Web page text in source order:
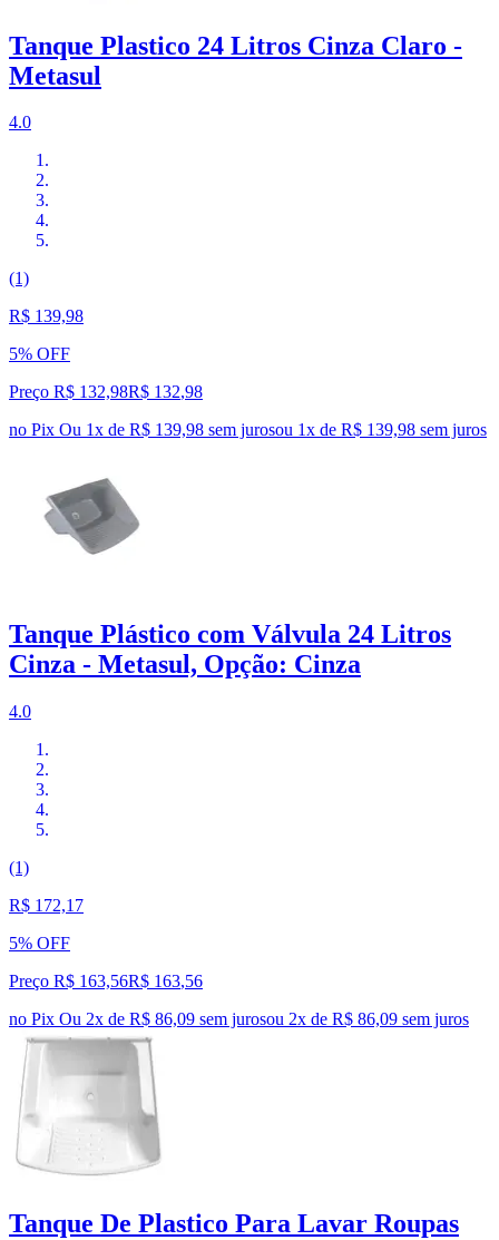
Tanque Plastico 24 Litros Cinza Claro -
Metasul
4.0
(1)
R$ 139,98
5% OFF
Preço R$ 132,98R$ 132,98
no Pix Ou 1x de R$ 139,98 sem jurosou 1x de R$ 139,98 sem juros
Tanque Plástico com Válvula 24 Litros
Cinza - Metasul, Opção: Cinza
4.0
(1)
R$ 172,17
5% OFF
Preço R$ 163,56R$ 163,56
no Pix Ou 2x de R$ 86,09 sem jurosou 2x de R$ 86,09 sem juros
Tanque De Plastico Para Lavar Roupas